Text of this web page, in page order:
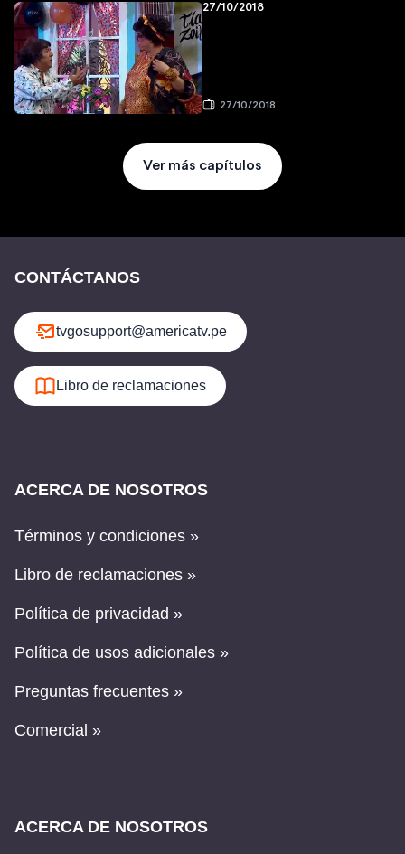
27/10/2018
27/10/2018
Ver más capítulos
CONTÁCTANOS
tvgosupport@americatv.pe
Libro de reclamaciones
ACERCA DE NOSOTROS
Términos y condiciones »
Libro de reclamaciones »
Política de privacidad »
Política de usos adicionales »
Preguntas frecuentes »
Comercial »
ACERCA DE NOSOTROS